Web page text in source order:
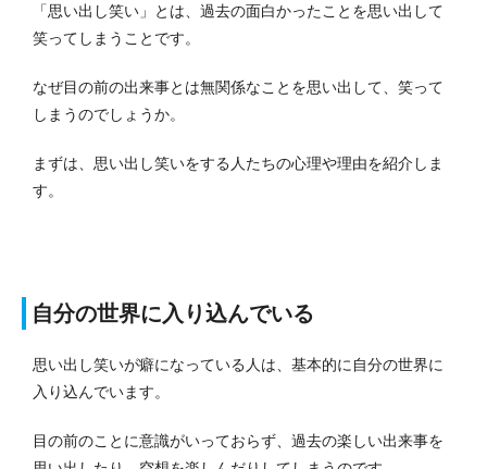
「思い出し笑い」とは、過去の面白かったことを思い出して
笑ってしまうことです。
なぜ目の前の出来事とは無関係なことを思い出して、笑って
しまうのでしょうか。
まずは、思い出し笑いをする人たちの心理や理由を紹介しま
す。
自分の世界に入り込んでいる
思い出し笑いが癖になっている人は、基本的に自分の世界に
入り込んでいます。
目の前のことに意識がいっておらず、過去の楽しい出来事を